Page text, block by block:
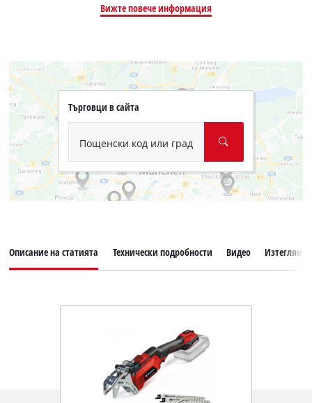
Вижте повече информация
Търговци в сайта
Пощенски код или град
Описание на статията Технически подробности Видео Изтегляния